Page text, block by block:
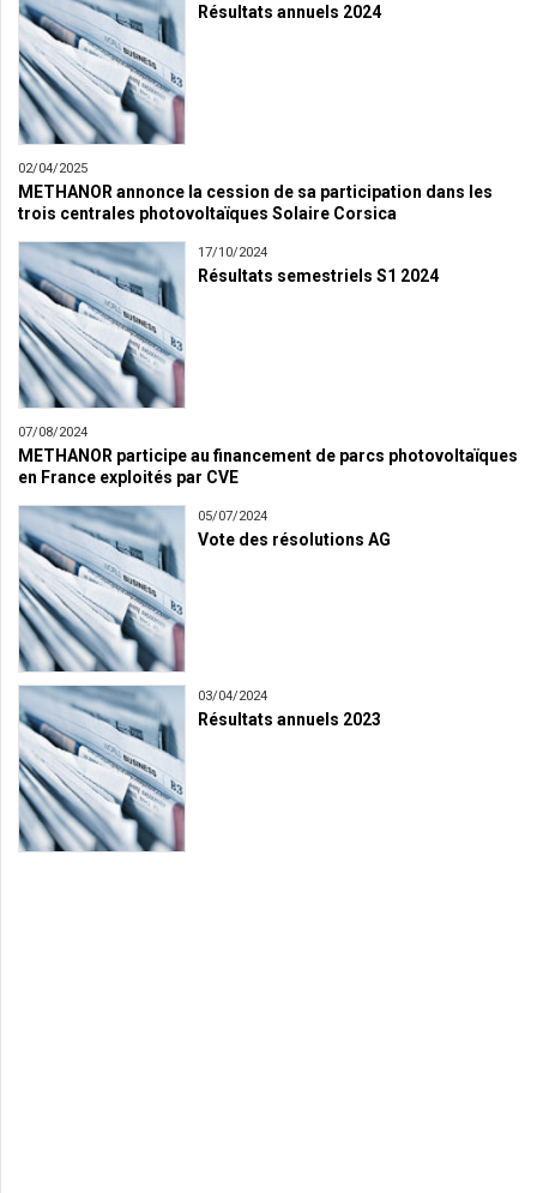
Résultats annuels 2024
02/04/2025
METHANOR annonce la cession de sa participation dans les
trois centrales photovoltaïques Solaire Corsica
17/10/2024
Résultats semestriels S1 2024
07/08/2024
METHANOR participe au financement de parcs photovoltaïques
en France exploités par CVE
05/07/2024
Vote des résolutions AG
03/04/2024
Résultats annuels 2023